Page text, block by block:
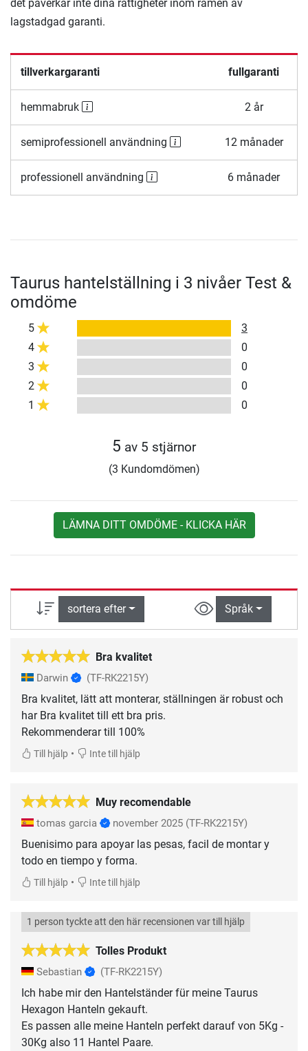
det påverkar inte dina rättigheter inom ramen av
lagstadgad garanti.
tillverkargaranti fullgaranti
hemmabruk 2 år
semiprofessionell användning 12 månader
professionell användning 6 månader
Taurus hantelställning i 3 nivåer Test &
omdöme
5
3
4
0
3
0
2
0
1
0
5 av 5 stjärnor
(3 Kundomdömen)
LÄMNA DITT OMDÖME - KLICKA HÄR
sortera efter Språk
Bra kvalitet
Darwin (TF-RK2215Y)
Bra kvalitet, lätt att monterar, ställningen är robust och
har Bra kvalitet till ett bra pris.
Rekommenderar till 100%
Till hjälp • Inte till hjälp
Muy recomendable
tomas garcia november 2025 (TF-RK2215Y)
Buenisimo para apoyar las pesas, facil de montar y
todo en tiempo y forma.
Till hjälp • Inte till hjälp
Tolles Produkt
1 person tyckte att den här recensionen var till hjälp
Sebastian (TF-RK2215Y)
Ich habe mir den Hantelständer für meine Taurus
Hexagon Hanteln gekauft.
Es passen alle meine Hanteln perfekt darauf von 5Kg -
30Kg also 11 Hantel Paare.